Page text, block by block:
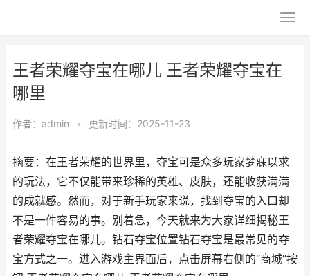
王者荣耀夺宝在哪儿 王者荣耀夺宝在
哪里
作者： admin • 更新时间：2025-11-23
摘要：在王者荣耀的世界里，夺宝可是众多玩家梦寐以求
的玩法，它不仅能带来珍稀的英雄、皮肤，还能收获满满
的成就感。然而，对于新手玩家来说，找到夺宝的入口却
不是一件容易的事。别着急，今天就来为大家详细揭秘王
者荣耀夺宝在哪儿。钻石夺宝位置钻石夺宝是最常见的夺
宝方式之一。进入游戏主界面后，点击屏幕右侧的“商城”按